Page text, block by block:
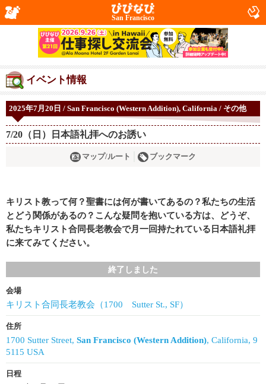
San Francisco
イベント情報
2025年7月20日 / San Francisco (Western Addition), California / その他
7/20（日）日本語礼拝へのお誘い
マップ/ルート ブックマーク
キリスト教って何？聖書には何が書いてあるの？私たちの生活
とどう関係があるの？こんな疑問を抱いている方は、どうぞ、
私たちキリスト合同長老教会で月一回持たれている日本語礼拝
に来てみてください。
終了しました
会場
キリスト合同長老教会（1700 Sutter St., SF）
住所
1700 Sutter Street, San Francisco (Western Addition), California, 9
5115 USA
日程